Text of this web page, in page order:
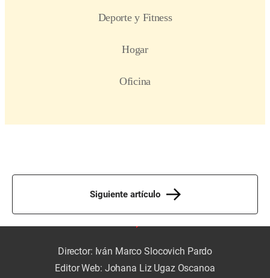
Siguiente artículo
Director: Iván Marco Slocovich Pardo
Editor Web: Johana Liz Ugaz Oscanoa